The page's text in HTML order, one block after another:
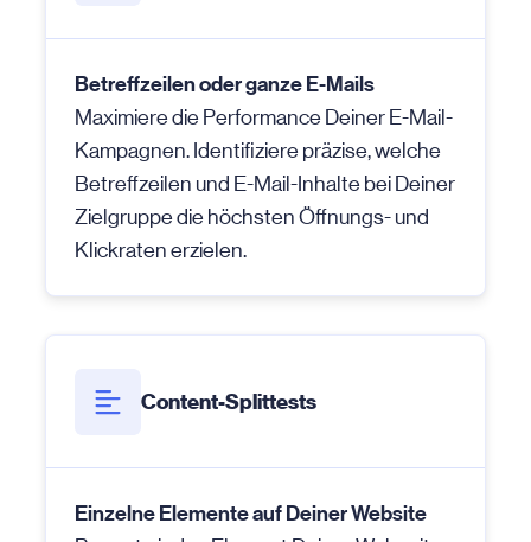
Betreffzeilen oder ganze E-Mails
Maximiere die Performance Deiner E-Mail-
Kampagnen. Identifiziere präzise, welche
Betreffzeilen und E-Mail-Inhalte bei Deiner
Zielgruppe die höchsten Öffnungs- und
Klickraten erzielen.
Content-Splittests
Einzelne Elemente auf Deiner Website